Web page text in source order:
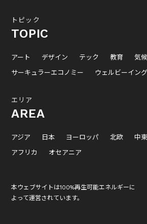
トピック
TOPIC
アート デザイン テック 教育
気
サーキュラーエコノミー
ウェルビーイング
エリア
AREA
アジア 日本 ヨーロッパ 北欧 中東
アフリカ
オセアニア
本ウェブサイトは100%再生可能エネルギーに
よって運営されています。